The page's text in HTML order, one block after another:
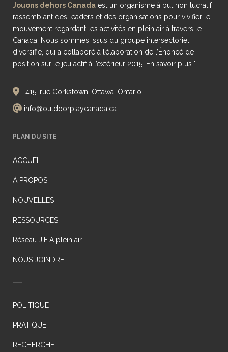
Jouons dehors Canada est un organisme à but non lucratif
rassemblant des leaders et des organisations pour vivifier le
mouvement regardant les activités en plein air à travers le
Canada. Nous sommes issus du groupe intersectoriel,
diversifié, qui a collaboré à l’élaboration de l’Énoncé de
position sur le jeu actif à l’extérieur 2015. En savoir plus "
415, rue Corkstown, Ottawa, Ontario
info@outdoorplaycanada.ca
PLAN DU SITE
ACCUEIL
À PROPOS
NOUVELLES
RESSOURCES
Réseau J.E.A plein air
NOUS JOINDRE
POLITIQUE
PRATIQUE
RECHERCHE